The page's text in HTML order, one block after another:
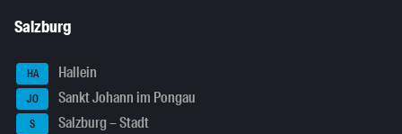
Salzburg
HA Hallein
JO Sankt Johann im Pongau
S Salzburg – Stadt